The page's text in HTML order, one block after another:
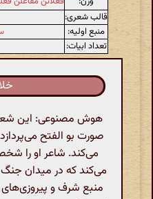
قالب شعری:
منبع اولیه:
تعداد ابیات:
هوش مصنوعی: این
صورت بو الفتح
می‌کند. شاعر او را
می‌کند که در میدان جنگ
منبع شرف و